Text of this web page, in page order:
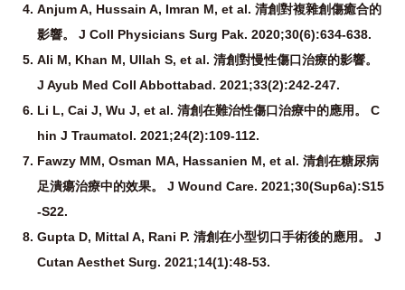
Anjum A, Hussain A, Imran M, et al. 清創對複雜創傷癒合的
影響。 J Coll Physicians Surg Pak. 2020;30(6):634-638.
Ali M, Khan M, Ullah S, et al. 清創對慢性傷口治療的影響。
J Ayub Med Coll Abbottabad. 2021;33(2):242-247.
Li L, Cai J, Wu J, et al. 清創在難治性傷口治療中的應用。 C
hin J Traumatol. 2021;24(2):109-112.
Fawzy MM, Osman MA, Hassanien M, et al. 清創在糖尿病
足潰瘍治療中的效果。 J Wound Care. 2021;30(Sup6a):S15
-S22.
Gupta D, Mittal A, Rani P. 清創在小型切口手術後的應用。 J
Cutan Aesthet Surg. 2021;14(1):48-53.